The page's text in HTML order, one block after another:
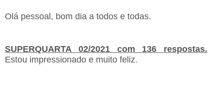
Olá pessoal, bom dia a todos e todas.
SUPERQUARTA 02/2021 com 136 respostas.
Estou impressionado e muito feliz.